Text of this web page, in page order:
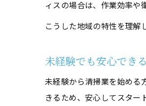
ィスの場合は、作業効率や
こうした地域の特性を理解
未経験でも安心でき
未経験から清掃業を始める
きるため、安心してスター